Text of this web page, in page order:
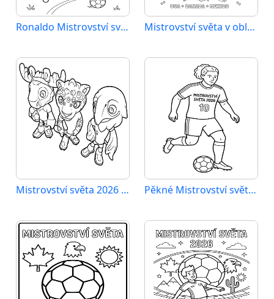
Ronaldo Mistrovství světa 2026 Mistrovství světa v oblasti sportu 2026
Mistrovství světa 2026 omalovánka zdarma Pěkné Mistrovství světa 2026